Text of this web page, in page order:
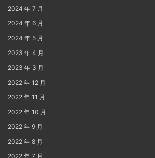
2024 年 7 月
2024 年 6 月
2024 年 5 月
2023 年 4 月
2023 年 3 月
2022 年 12 月
2022 年 11 月
2022 年 10 月
2022 年 9 月
2022 年 8 月
2022 年 7 月